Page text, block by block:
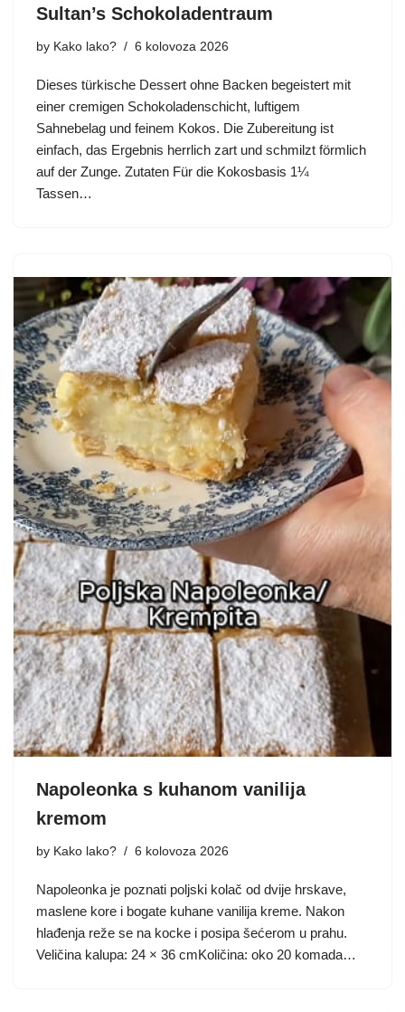
Sultan’s Schokoladentraum
by Kako lako? 6 kolovoza 2026
Dieses türkische Dessert ohne Backen begeistert mit
einer cremigen Schokoladenschicht, luftigem
Sahnebelag und feinem Kokos. Die Zubereitung ist
einfach, das Ergebnis herrlich zart und schmilzt förmlich
auf der Zunge. Zutaten Für die Kokosbasis 1¼
Tassen…
Napoleonka s kuhanom vanilija
kremom
by Kako lako? 6 kolovoza 2026
Napoleonka je poznati poljski kolač od dvije hrskave,
maslene kore i bogate kuhane vanilija kreme. Nakon
hlađenja reže se na kocke i posipa šećerom u prahu.
Veličina kalupa: 24 × 36 cmKoličina: oko 20 komada…